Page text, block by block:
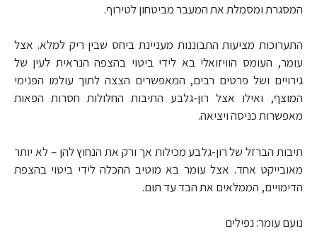
המסגרת ומסמלת את המעבר מביטחון לטירוף.
התערוכות מציעות התבוננות מעניינת ביחס שבין ריק למלא. אצל
עומר, העומס הוויזואלי בא לידי ביטוי בהצפה הנראית לעין של
גירויים ושל פרטים רבים, המאפשרים הצצה לתוך עולמו הפנימי
המוצף, ואילו אצל רון-גלבע התיבות החלולות חסרות הפאות
מאפשרות כניסה ויציאה.
תיבות הברזל של רון-גלבע מכילות אך ורק את הנחוץ להן – לא יותר
מאובייקט אחד. אצל עומר בא מוטיב ההכלה לידי ביטוי בהצפת
הדימויים, הממלאים את הבד עד תום.
נועם עומר: נפילים